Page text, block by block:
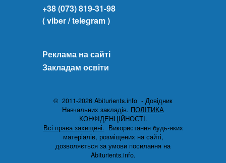
+38 (073) 819-31-98
( viber/ telegram )
Реклама на сайті
Закладам освіти
© 2011-2026 Abiturients.info - Довідник
Навчальних закладів. ПОЛІТИКА
КОНФІДЕНЦІЙНОСТІ.
Всі права захищені. Використання будь-яких
матеріалів, розміщених на сайті,
дозволяється за умови посилання на
Abiturients.info.